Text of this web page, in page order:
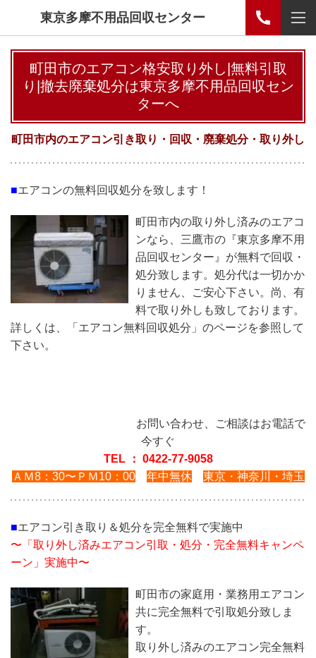
東京多摩不用品回収センター
町田市のエアコン格安取り外し|無料引取
り|撤去廃棄処分は東京多摩不用品回収セン
ターへ
町田市内のエアコン引き取り・回収・廃棄処分・取り外し
■エアコンの無料回収処分を致します！
町田市内の取り外し済みのエアコ
ンなら、三鷹市の『東京多摩不用
品回収センター』が無料で回収・
処分致します。処分代は一切かか
りません、ご安心下さい。尚、有
料で取り外しも致しております。
詳しくは、「エアコン無料回収処分」のページを参照して
下さい。
お問い合わせ、ご相談はお電話で
今すぐ
TEL ： 0422-77-9058
ＡＭ8：30〜ＰＭ10：00
年中無休 東京・神奈川・埼玉
■エアコン引き取り＆処分を完全無料で実施中
〜「取り外し済みエアコン引取・処分・完全無料キャンペ
ーン」実施中〜
町田市の家庭用・業務用エアコン
共に完全無料で引取処分致しま
す。
取り外し済みのエアコン完全無料